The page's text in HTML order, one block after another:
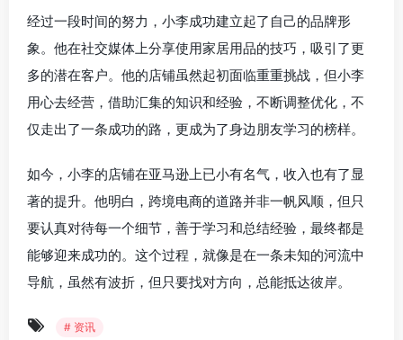
经过一段时间的努力，小李成功建立起了自己的品牌形
象。他在社交媒体上分享使用家居用品的技巧，吸引了更
多的潜在客户。他的店铺虽然起初面临重重挑战，但小李
用心去经营，借助汇集的知识和经验，不断调整优化，不
仅走出了一条成功的路，更成为了身边朋友学习的榜样。
如今，小李的店铺在亚马逊上已小有名气，收入也有了显
著的提升。他明白，跨境电商的道路并非一帆风顺，但只
要认真对待每一个细节，善于学习和总结经验，最终都是
能够迎来成功的。这个过程，就像是在一条未知的河流中
导航，虽然有波折，但只要找对方向，总能抵达彼岸。
# 资讯